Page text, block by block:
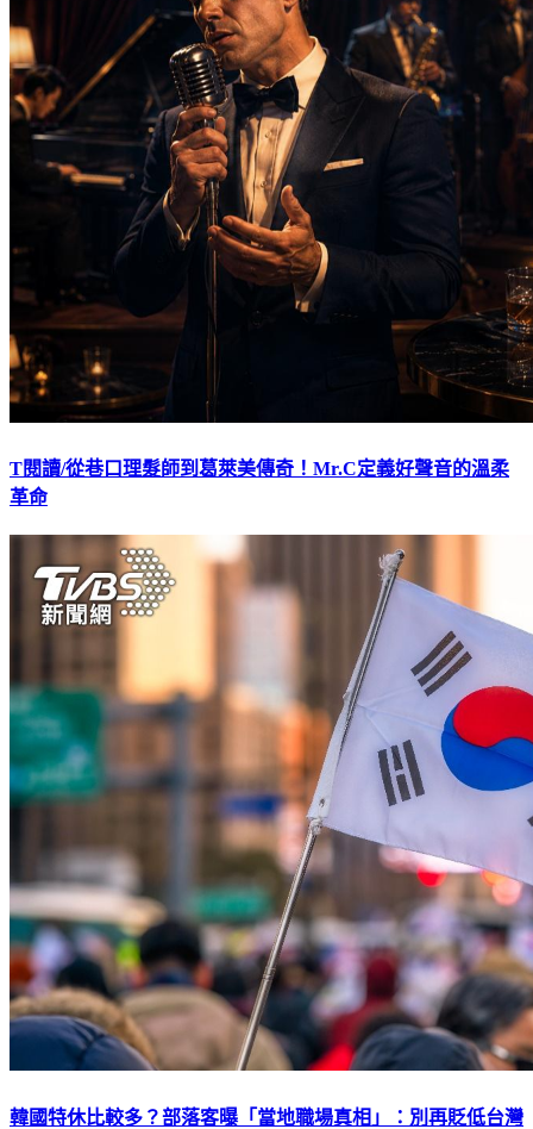
T閱讀/從巷口理髮師到葛萊美傳奇！Mr.C定義好聲音的溫柔
革命
韓國特休比較多？部落客曝「當地職場真相」：別再貶低台灣